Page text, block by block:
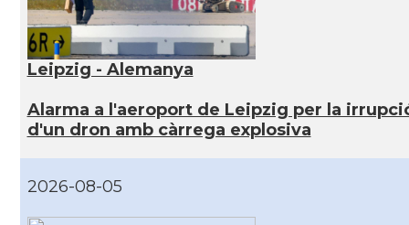
Leipzig - Alemanya
Alarma a l'aeroport de Leipzig per la
d'un dron amb càrrega explosiva
2026-08-05